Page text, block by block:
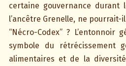
certaine gouvernance durant
l’ancêtre Grenelle, ne
“Nécro-Codex” ? L’entonnoir
symbole du rétrécissement
alimentaires et de la